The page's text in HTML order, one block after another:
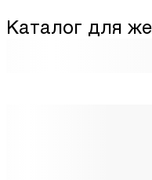
Каталог для